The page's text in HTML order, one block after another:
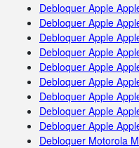
Debloquer Apple
Debloquer Apple
Debloquer Apple
Debloquer Apple
Debloquer Apple
Debloquer Apple
Debloquer Apple
Debloquer Apple
Debloquer Apple
Debloquer Motorola